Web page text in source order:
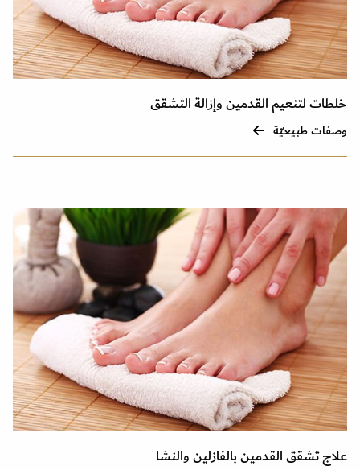
خلطات لتنعيم القدمين وإزالة التشقق
وصفات طبيعيّة
علاج تشقق القدمين بالفازلين والنشا